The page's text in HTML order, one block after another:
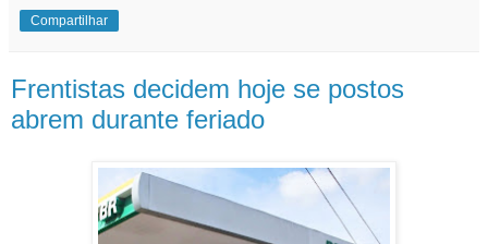
Compartilhar
Frentistas decidem hoje se postos
abrem durante feriado